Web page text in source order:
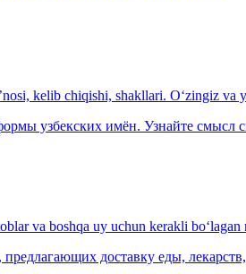
kelib chiqishi, shakllari. O‘zingiz
узбекских имён. Узнайте смысл
va boshqa uy uchun kerakli bo‘lagan
доставку еды,